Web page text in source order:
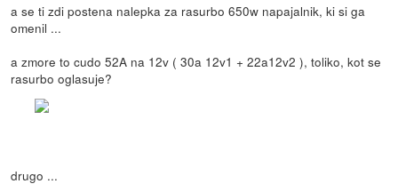
a se ti zdi postena nalepka za rasurbo 650w napajalnik, ki si ga
omenil ...
a zmore to cudo 52A na 12v ( 30a 12v1 + 22a12v2 ), toliko, kot se
rasurbo oglasuje?
drugo ...